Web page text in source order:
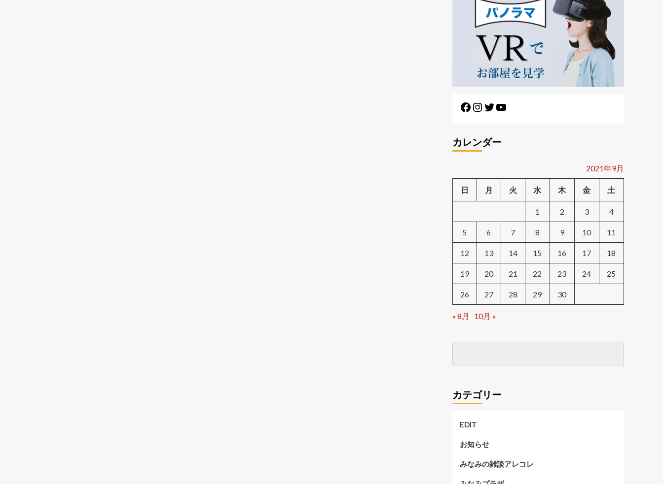
Facebook
Instagram
Twitter
カレンダー
2021年9月
日 月 火 水 木 金 土
1 2 3 4
5 6 7 8 9 10 11
12 13 14 15 16 17 18
19 20 21 22 23 24 25
26 27 28 29 30
« 8月 10月 »
カテゴリー
EDIT
お知らせ
みなみの雑談アレコレ